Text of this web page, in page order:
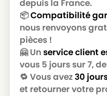
LG-
GOLDSTAR
LG-
LG-
GOLDSTAR
LG-
LG-
GOLDSTAR
LG-
depuis la France.
📦Compatibilité
nous renvoyons
pièces !
🤗 Un service client
vous 5 jours sur 7,
🔁 Vous avez30
et retourner votre